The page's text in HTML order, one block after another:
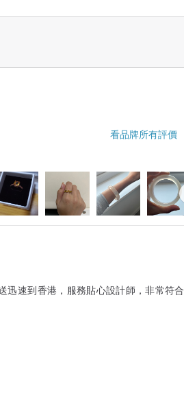
看品牌所有評價
迅速到香港，服務貼心設計師，非常符合